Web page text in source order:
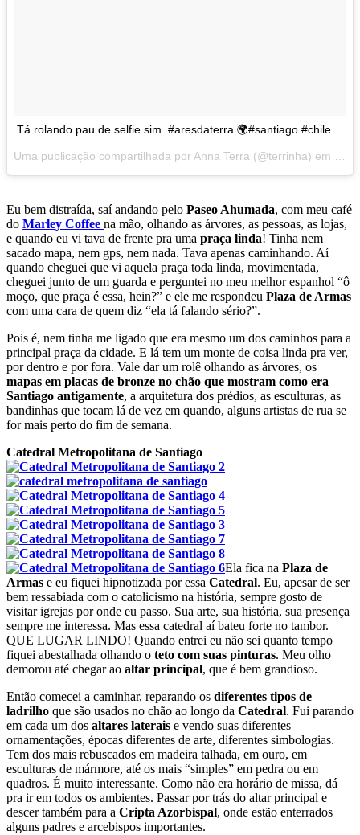
Tá rolando pau de selfie sim. #aresdaterra 🌍#santiago #chile
Uma publicação compartilhada por Anna Terra (@terrinha) em
Mar
Eu bem distraída, saí andando pelo Paseo Ahumada, com meu café
do Marley Coffee na mão, olhando as árvores, as pessoas, as lojas,
e quando eu vi tava de frente pra uma praça linda! Tinha nem
sacado mapa, nem gps, nem nada. Tava apenas caminhando. Aí
quando cheguei que vi aquela praça toda linda, movimentada,
cheguei junto de um guarda e perguntei no meu melhor espanhol “ô
moço, que praça é essa, hein?” e ele me respondeu Plaza de Armas
com uma cara de quem diz “ela tá falando sério?”.
Pois é, nem tinha me ligado que era mesmo um dos caminhos para a
principal praça da cidade. E lá tem um monte de coisa linda pra ver,
por dentro e por fora. Vale dar um rolê olhando as árvores, os
mapas em placas de bronze no chão que mostram como era
Santiago antigamente, a arquitetura dos prédios, as esculturas, as
bandinhas que tocam lá de vez em quando, alguns artistas de rua se
for mais perto do fim de semana.
Catedral Metropolitana de Santiago
Ela fica na Plaza de
Armas e eu fiquei hipnotizada por essa Catedral. Eu, apesar de ser
bem ressabiada com o catolicismo na história, sempre gosto de
visitar igrejas por onde eu passo. Sua arte, sua história, sua presença
sempre me interessa. Mas essa catedral aí bateu forte no tambor.
QUE LUGAR LINDO! Quando entrei eu não sei quanto tempo
fiquei abestalhada olhando o teto com suas pinturas. Meu olho
demorou até chegar ao altar principal, que é bem grandioso.
Então comecei a caminhar, reparando os diferentes tipos de
ladrilho que são usados no chão ao longo da Catedral. Fui parando
em cada um dos altares laterais e vendo suas diferentes
ornamentações, épocas diferentes de arte, diferentes simbologias.
Tem dos mais rebuscados em madeira talhada, em ouro, em
esculturas de mármore, até os mais “simples” em pedra ou em
quadros. É muito interessante. Como não era horário de missa, dá
pra ir em todos os ambientes. Passar por trás do altar principal e
descer também para a Cripta Azorbispal, onde estão enterrados
alguns padres e arcebispos importantes.